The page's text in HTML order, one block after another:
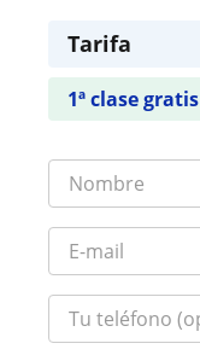
Tarifa
1ª clase gratis